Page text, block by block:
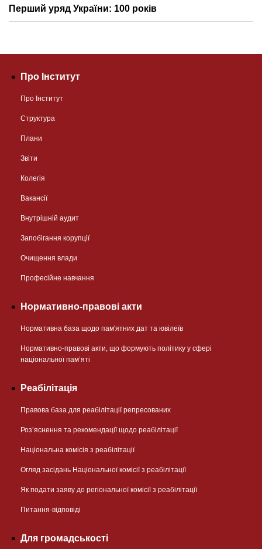
Перший уряд України: 100 років
Про Інститут
Про Інститут
Структура
Плани
Звіти
Колегія
Вакансії
Внутрішній аудит
Запобігання корупції
Очищення влади
Професійне навчання
Нормативно-правові акти
Нормативна база щодо пам'ятних дат та ювілеїв
Нормативно-правові акти, що формують політику у сфері
національної памʼяті
Реабілітація
Правова база для реабілітації репресованих
Розʼяснення та рекомендації щодо реабілітації
Національна комісія з реабілітації
Огляд засідань Національної комісії з реабілітації
Як подати заяву до регіональної комісії з реабілітації
Питання-відповіді
Для громадськості